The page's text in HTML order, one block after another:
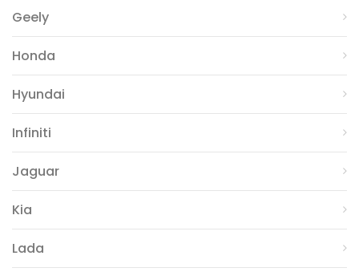
Geely
Honda
Hyundai
Infiniti
Jaguar
Kia
Lada